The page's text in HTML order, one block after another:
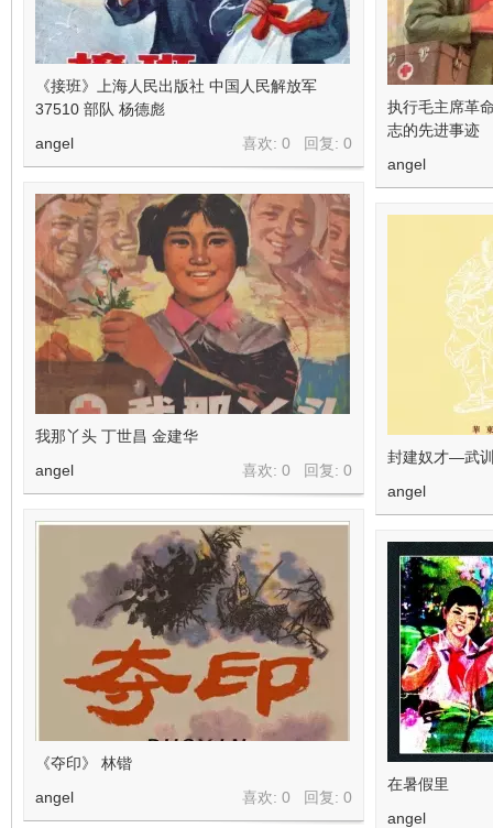
《接班》上海人民出版社 中国人民解放军
37510 部队 杨德彪
喜欢: 0 回复: 0
angel
执行毛主席革
志的先进事迹
angel
我那丫头 丁世昌 金建华
喜欢: 0 回复: 0
angel
封建奴才—武
angel
《夺印》 林锴
喜欢: 0 回复: 0
angel
在暑假里
angel